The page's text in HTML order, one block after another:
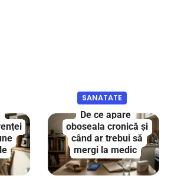
SANATATE
De ce apare
oboseala cronică și
când ar trebui să
mergi la medic